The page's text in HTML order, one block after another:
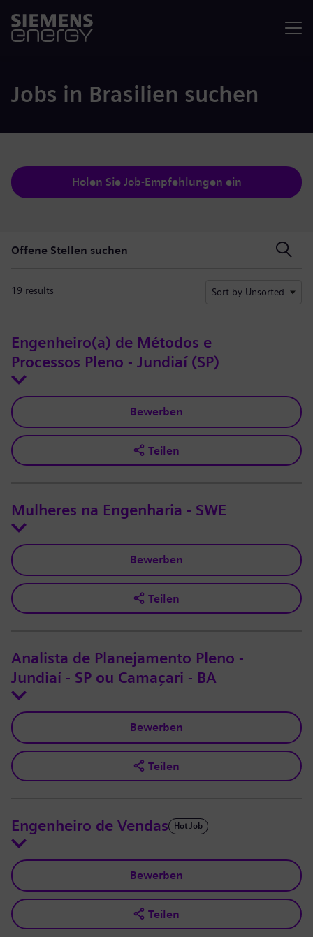
Jobs in Brasilien suchen
Holen Sie Job-Empfehlungen ein
Offene Stellen suchen
19 results Sort by Unsorted
Engenheiro(a) de Métodos e
Processos Pleno - Jundiaí (SP)
Bewerben
Teilen
Mulheres na Engenharia - SWE
Bewerben
Teilen
Analista de Planejamento Pleno -
Jundiaí - SP ou Camaçari - BA
Bewerben
Teilen
Engenheiro de Vendas Hot Job
Bewerben
Teilen